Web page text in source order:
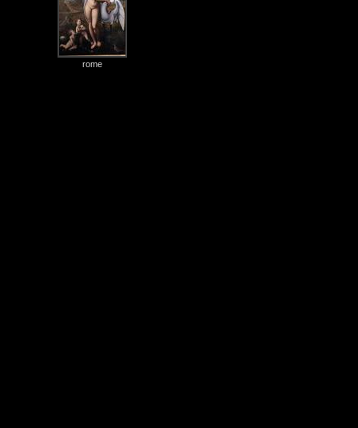
rome